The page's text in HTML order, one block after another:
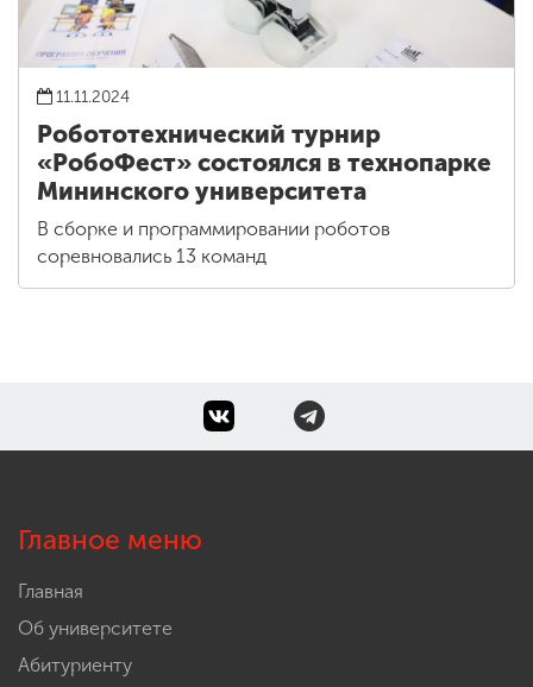
11.11.2024
Робототехнический турнир
«РобоФест» состоялся в технопарке
Мининского университета
В сборке и программировании роботов
соревновались 13 команд
Главное меню
Главная
Об университете
Абитуриенту